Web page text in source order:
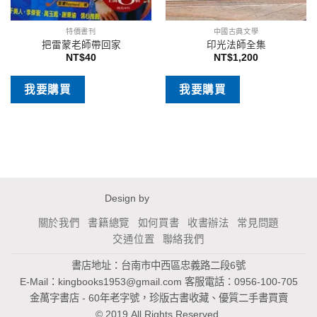
特價書刊
把雷蒙老師帶回家
NT$40
我要購買
中國古典文學
印光法師全集
NT$1,200
我要購買
Design by
關於我們 書籍總覽 如何買書 收書辦法
常見問題
交通位置
聯絡我們
書店地址：台南市中西區忠義路二段6號
E-Mail： kingbooks1953@gmail.com 客服電話：0956-100-705
金萬字書店 - 60年老字號，珍版古書收藏、優質二手書買賣
© 2019 All Rights Reserved.